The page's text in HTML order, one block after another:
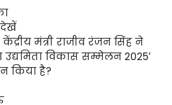
देखें
मंत्री राजीव रंजन सिंह ने
उद्यमिता विकास सम्मेलन 2025’
किया है?